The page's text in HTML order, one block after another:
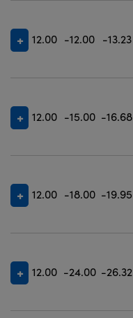
12.00 -12.00 -13.23
12.00 -15.00 -16.68
12.00 -18.00 -19.95
12.00 -24.00 -26.32